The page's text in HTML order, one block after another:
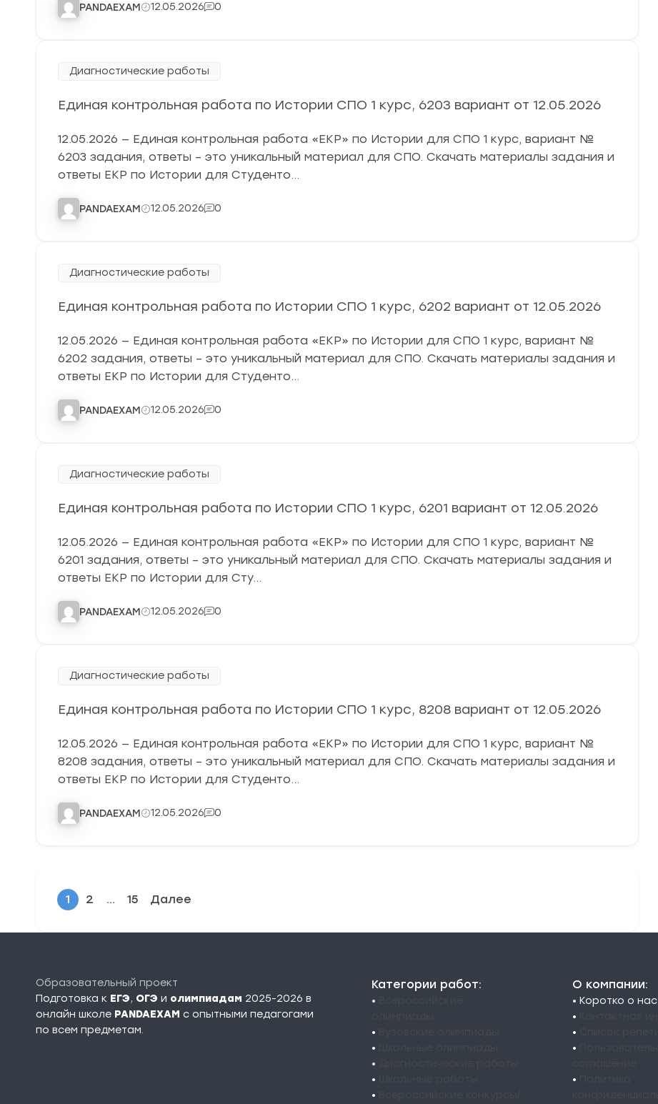
PANDAEXAM 12.05.2026 0
Диагностические работы
Единая контрольная работа по Истории СПО 1 курс, 6203 вариант от 12.05.2026
12.05.2026 — Единая контрольная работа «ЕКР» по Истории для СПО 1 курс, вариант №
6203 задания, ответы – это уникальный материал для СПО. Скачать материалы задания и
ответы ЕКР по Истории для Студенто…
PANDAEXAM 12.05.2026 0
Диагностические работы
Единая контрольная работа по Истории СПО 1 курс, 6202 вариант от 12.05.2026
12.05.2026 — Единая контрольная работа «ЕКР» по Истории для СПО 1 курс, вариант №
6202 задания, ответы – это уникальный материал для СПО. Скачать материалы задания и
ответы ЕКР по Истории для Студенто…
PANDAEXAM 12.05.2026 0
Диагностические работы
Единая контрольная работа по Истории СПО 1 курс, 6201 вариант от 12.05.2026
12.05.2026 — Единая контрольная работа «ЕКР» по Истории для СПО 1 курс, вариант №
6201 задания, ответы – это уникальный материал для СПО. Скачать материалы задания и
ответы ЕКР по Истории для Сту…
PANDAEXAM 12.05.2026 0
Диагностические работы
Единая контрольная работа по Истории СПО 1 курс, 8208 вариант от 12.05.2026
12.05.2026 — Единая контрольная работа «ЕКР» по Истории для СПО 1 курс, вариант №
8208 задания, ответы – это уникальный материал для СПО. Скачать материалы задания и
ответы ЕКР по Истории для Студенто…
PANDAEXAM 12.05.2026 0
1 2 … 15 Далее
Образовательный проект
Подготовка к ЕГЭ, ОГЭ и олимпиадам 2025-2026 в
онлайн школе PANDAEXAM c опытными педагогами
по всем предметам.
Категории работ:
•
•
•
•
•
•
О компании:
• Коротко о нас
•
•
•
•